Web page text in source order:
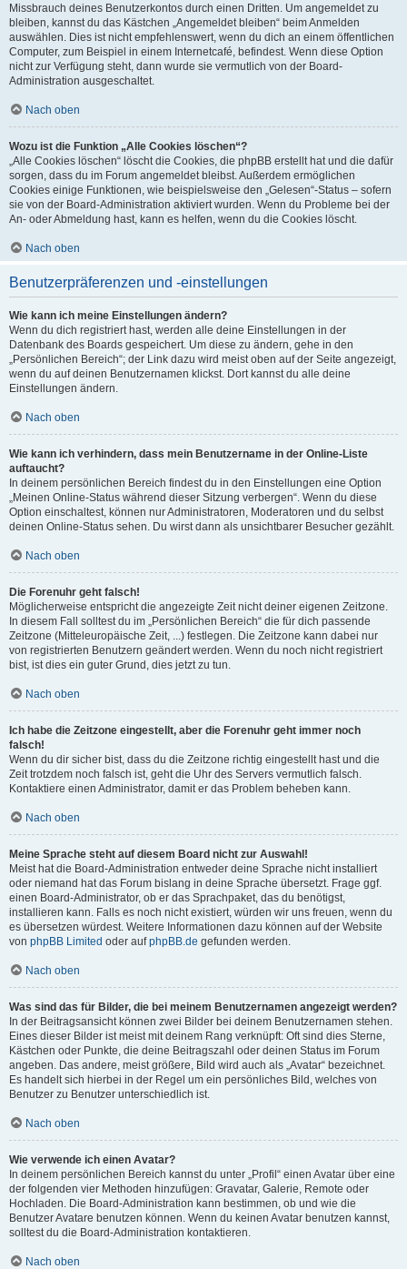
Missbrauch deines Benutzerkontos durch einen Dritten. Um angemeldet zu
bleiben, kannst du das Kästchen „Angemeldet bleiben“ beim Anmelden
auswählen. Dies ist nicht empfehlenswert, wenn du dich an einem öffentlichen
Computer, zum Beispiel in einem Internetcafé, befindest. Wenn diese Option
nicht zur Verfügung steht, dann wurde sie vermutlich von der Board-
Administration ausgeschaltet.
Nach oben
Wozu ist die Funktion „Alle Cookies löschen“?
„Alle Cookies löschen“ löscht die Cookies, die phpBB erstellt hat und die dafür
sorgen, dass du im Forum angemeldet bleibst. Außerdem ermöglichen
Cookies einige Funktionen, wie beispielsweise den „Gelesen“-Status – sofern
sie von der Board-Administration aktiviert wurden. Wenn du Probleme bei der
An- oder Abmeldung hast, kann es helfen, wenn du die Cookies löscht.
Nach oben
Benutzerpräferenzen und -einstellungen
Wie kann ich meine Einstellungen ändern?
Wenn du dich registriert hast, werden alle deine Einstellungen in der
Datenbank des Boards gespeichert. Um diese zu ändern, gehe in den
„Persönlichen Bereich“; der Link dazu wird meist oben auf der Seite angezeigt,
wenn du auf deinen Benutzernamen klickst. Dort kannst du alle deine
Einstellungen ändern.
Nach oben
Wie kann ich verhindern, dass mein Benutzername in der Online-Liste
auftaucht?
In deinem persönlichen Bereich findest du in den Einstellungen eine Option
„Meinen Online-Status während dieser Sitzung verbergen“. Wenn du diese
Option einschaltest, können nur Administratoren, Moderatoren und du selbst
deinen Online-Status sehen. Du wirst dann als unsichtbarer Besucher gezählt.
Nach oben
Die Forenuhr geht falsch!
Möglicherweise entspricht die angezeigte Zeit nicht deiner eigenen Zeitzone.
In diesem Fall solltest du im „Persönlichen Bereich“ die für dich passende
Zeitzone (Mitteleuropäische Zeit, ...) festlegen. Die Zeitzone kann dabei nur
von registrierten Benutzern geändert werden. Wenn du noch nicht registriert
bist, ist dies ein guter Grund, dies jetzt zu tun.
Nach oben
Ich habe die Zeitzone eingestellt, aber die Forenuhr geht immer noch
falsch!
Wenn du dir sicher bist, dass du die Zeitzone richtig eingestellt hast und die
Zeit trotzdem noch falsch ist, geht die Uhr des Servers vermutlich falsch.
Kontaktiere einen Administrator, damit er das Problem beheben kann.
Nach oben
Meine Sprache steht auf diesem Board nicht zur Auswahl!
Meist hat die Board-Administration entweder deine Sprache nicht installiert
oder niemand hat das Forum bislang in deine Sprache übersetzt. Frage ggf.
einen Board-Administrator, ob er das Sprachpaket, das du benötigst,
installieren kann. Falls es noch nicht existiert, würden wir uns freuen, wenn du
es übersetzen würdest. Weitere Informationen dazu können auf der Website
von phpBB Limited oder aufphpBB.de gefunden werden.
Nach oben
Was sind das für Bilder, die bei meinem Benutzernamen angezeigt werden?
In der Beitragsansicht können zwei Bilder bei deinem Benutzernamen stehen.
Eines dieser Bilder ist meist mit deinem Rang verknüpft: Oft sind dies Sterne,
Kästchen oder Punkte, die deine Beitragszahl oder deinen Status im Forum
angeben. Das andere, meist größere, Bild wird auch als „Avatar“ bezeichnet.
Es handelt sich hierbei in der Regel um ein persönliches Bild, welches von
Benutzer zu Benutzer unterschiedlich ist.
Nach oben
Wie verwende ich einen Avatar?
In deinem persönlichen Bereich kannst du unter „Profil“ einen Avatar über eine
der folgenden vier Methoden hinzufügen: Gravatar, Galerie, Remote oder
Hochladen. Die Board-Administration kann bestimmen, ob und wie die
Benutzer Avatare benutzen können. Wenn du keinen Avatar benutzen kannst,
solltest du die Board-Administration kontaktieren.
Nach oben